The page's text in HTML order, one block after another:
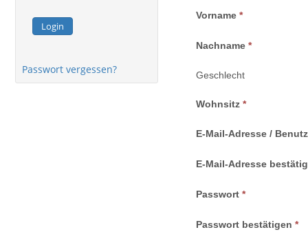
Login
Passwort vergessen?
Vorname
Nachname
Geschlecht
Wohnsitz
E-Mail-Adresse /
E-Mail-Adresse
Passwort
Passwort bestätigen